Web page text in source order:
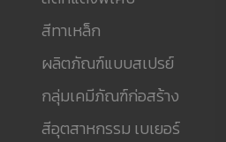
สีทาเหล็ก
ผลิตภัณฑ์แบบสเปรย์
กลุ่มเคมีภัณฑ์ก่อสร้าง
สีอุตสาหกรรม เบเยอร์